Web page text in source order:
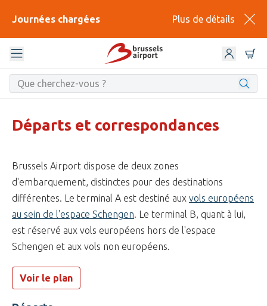
Journées chargées Plus de détails
Départs et correspondances
Brussels Airport dispose de deux zones
d'embarquement, distinctes pour des destinations
différentes. Le terminal A est destiné aux vols européens
au sein de l'espace Schengen. Le terminal B, quant à lui,
est réservé aux vols européens hors de l'espace
Schengen et aux vols non européens.
Voir le plan